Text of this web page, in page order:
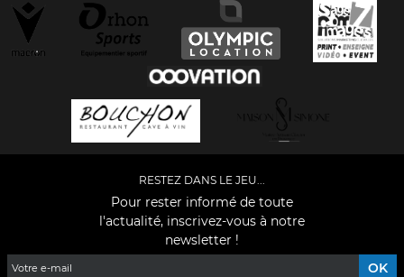
RESTEZ DANS LE JEU...
Pour rester informé de toute
l'actualité, inscrivez-vous à notre
newsletter !